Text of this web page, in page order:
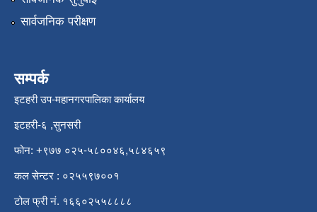
सार्वजनिक परीक्षण
सम्पर्क
इटहरी उप-महानगरपालिका कार्यालय
इटहरी-६ ,सुनसरी
फोन: +९७७ ०२५-५८००४६,५८४६५९
कल सेन्टर : ०२५५९७००१
टोल फ्री नं. १६६०२५५८८८८